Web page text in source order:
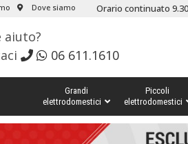
Dove siamo Orario continuato
aiuto?
06 611.1610
Grandi
elettrodomestici
Piccoli
elettrodomestici